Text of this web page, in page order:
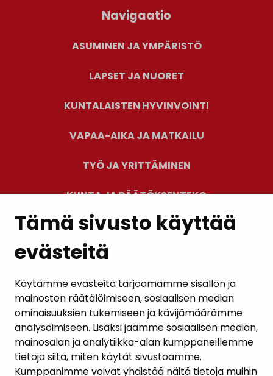
Tämä sivusto käyttää
evästeitä
Käytämme evästeitä tarjoamamme sisällön ja
mainosten räätälöimiseen, sosiaalisen median
ominaisuuksien tukemiseen ja kävijämäärämme
analysoimiseen. Lisäksi jaamme sosiaalisen median,
mainosalan ja analytiikka-alan kumppaneillemme
tietoja siitä, miten käytät sivustoamme.
Kumppanimme voivat yhdistää näitä tietoja muihin
Navigaatio
ASUMINEN JA YMPÄRISTÖ
LAPSET JA NUORET
KUNTALAISTEN HYVINVOINTI
VAPAA-AIKA JA MATKAILU
TYÖ JA YRITTÄMINEN
KUNTA JA PÄÄTÖKSENTEKO
AJANKOHTAISET
YHTEYSTIEDOT
KARTTAPALVELU